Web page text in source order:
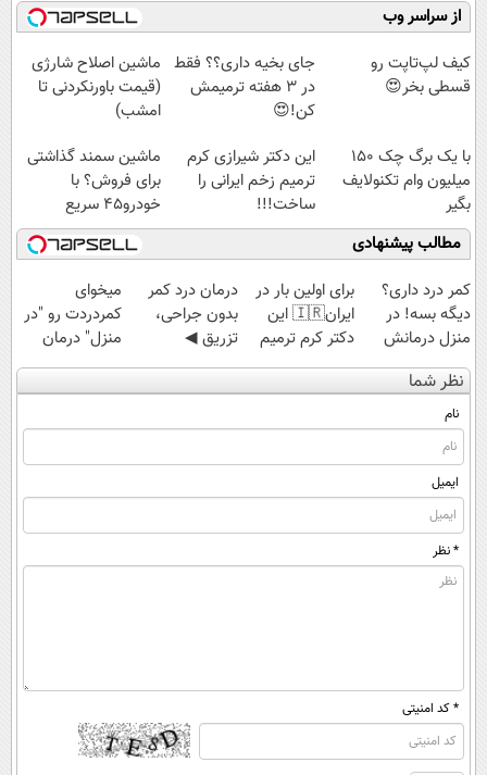
کنید!
◗پرسش‌نامه◖
میلیاردر شد.
آموزش رایگان
رایگان رو شرکت
کن تا دیر نشده!
فناوری اروپا،
سبک و مقاوم |
پرداخت قسطی
از سراسر وب
کیف لپ‌تاپت رو
قسطی بخر😍
جای بخیه داری؟؟ فقط
در 3 هفته ترمیمش
کن!😍
ماشین اصلاح شارژی
(قیمت باورنکردنی تا
امشب)
با یک برگ چک 150
میلیون وام تکنولایف
بگیر
این دکتر شیرازی کرم
ترمیم زخم ایرانی را
ساخت!!!
ماشین سمند گذاشتی
برای فروش؟ با
خودرو45 سریع
بفروش
مطالب پیشنهادی
کمر درد داری؟
دیگه بسه! در
منزل درمانش
کن
(◀پرسش‌نامه)
برای اولین بار در
ایران🇮🇷 این
دکتر کرم ترمیم
کننده 23 روزه
ساخت!
درمان درد کمر
بدون جراحی،
تزریق ◀
پرسش‌نامه رو پر
کن ▶
میخوای
کمردردت رو "در
منزل" درمان
کنی؟ (◂فیلم +
◂پرسش‌نامه)
نظر شما
نام
ایمیل
* نظر
* کد امنیتی